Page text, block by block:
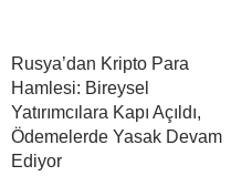
Rusya’dan Kripto Para
Hamlesi: Bireysel
Yatırımcılara Kapı Açıldı,
Ödemelerde Yasak Devam
Ediyor